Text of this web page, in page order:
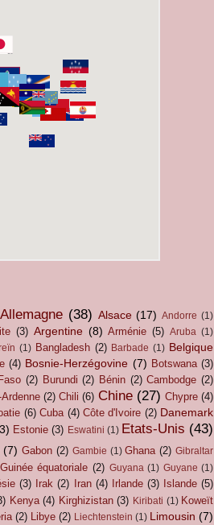
Allemagne (38) Alsace (17) Andorre (1)
(3) Argentine (8) Arménie (5) Aruba (1)
(1) Bangladesh (2) Barbade (1) Belgique
(4) Bosnie-Herzégovine (7) Botswana (3)
(2) Burundi (2) Bénin (2) Cambodge (2)
(2) Chili (6) Chine (27) Chypre (4)
(6) Cuba (4) Côte d'Ivoire (2) Danemark
Estonie (3) Eswatini (1) Etats-Unis (43)
(7) Gabon (2) Gambie (1) Ghana (2) Gibraltar
Guinée équatoriale (2) Guyana (1) Guyane (1)
(3) Irak (2) Iran (4) Irlande (3) Islande (5)
Kenya (4) Kirghizistan (3) Kiribati (1) Koweït
(2) Libye (2) Liechtenstein (1) Limousin (7)